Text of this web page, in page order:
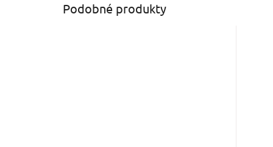
Podobné produkty